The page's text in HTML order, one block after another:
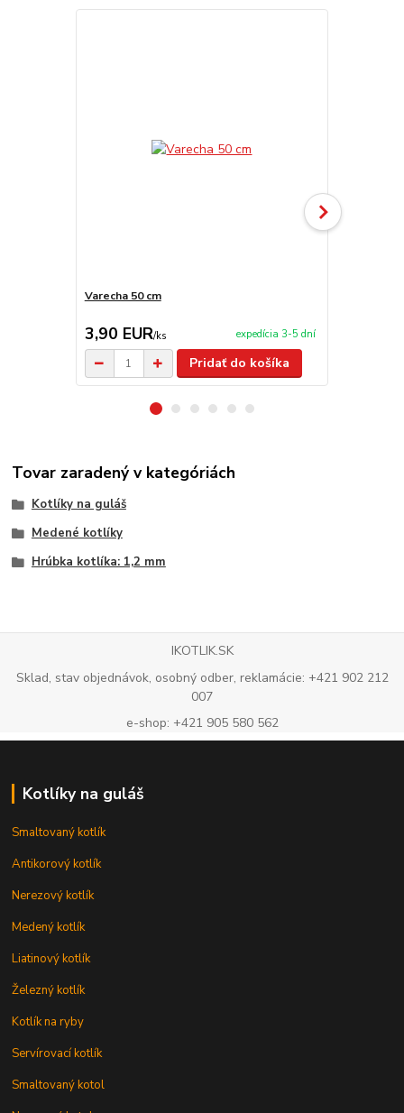
Varecha 50 cm
3,90 EUR/ks expedícia 3-5 dní
Pridať do košíka
Tovar zaradený v kategóriách
Kotlíky na guláš
Medené kotlíky
Hrúbka kotlíka: 1,2 mm
IKOTLIK.SK
Sklad, stav objednávok, osobný odber, reklamácie: +421 902 212
007
e-shop: +421 905 580 562
Kotlíky na guláš
Smaltovaný kotlík
Antikorový kotlík
Nerezový kotlík
Medený kotlík
Liatinový kotlík
Železný kotlík
Kotlík na ryby
Servírovací kotlík
Smaltovaný kotol